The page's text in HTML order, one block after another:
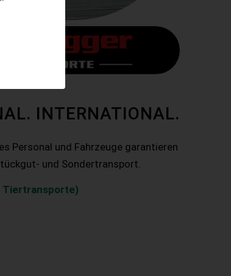
INTERNATIONAL.
Personal und Fahrzeuge garantieren
und Sondertransport.
Tiertransporte)